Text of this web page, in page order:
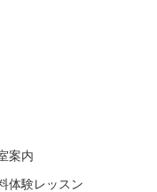
案内
体験レッスン